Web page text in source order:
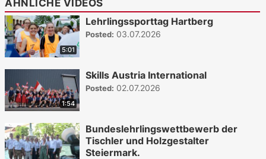
ÄHNLICHE VIDEOS
5:01
Lehrlingssporttag Hartberg
Posted: 03.07.2026
1:54
Skills Austria International
Posted: 02.07.2026
Bundeslehrlingswettbewerb der
Tischler und Holzgestalter
Steiermark.